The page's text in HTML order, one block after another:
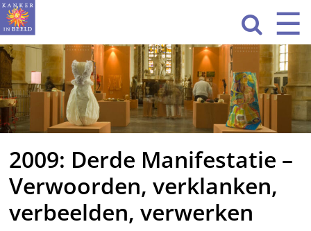
Sla
navigatie
over
☰
HOME
WAT WE DOEN
ACTIVITEITEN
OVER ONS
CONTACT
NIEUWS

2009: Derde Manifestatie –
Verwoorden, verklanken,
verbeelden, verwerken